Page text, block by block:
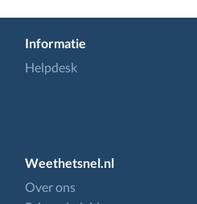
Informatie
Helpdesk
Weethetsnel.nl
Over ons